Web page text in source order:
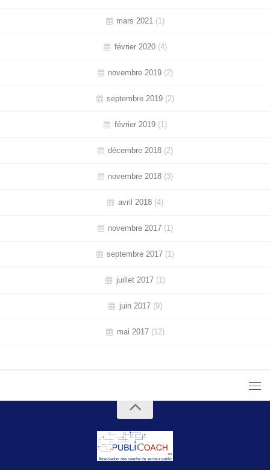
mars 2021 (1)
février 2020(4)
novembre 2019 (2)
septembre 2019 (2)
février 2019(1)
décembre 2018 (2)
novembre 2018 (3)
avril 2018(4)
novembre 2017 (1)
septembre 2017 (1)
juillet 2017(1)
juin 2017(9)
mai 2017(12)